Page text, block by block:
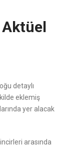
detaylı
eklemiş
yer alacak
arasında